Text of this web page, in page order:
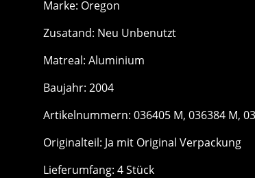
Marke: Oregon
Zusatand: Neu Unbenutzt
Matreal: Aluminium
Baujahr: 2004
Artikelnummern: 036405 M, 036384 M,
Originalteil: Ja mit Original Verpackung
Lieferumfang: 4 Stück